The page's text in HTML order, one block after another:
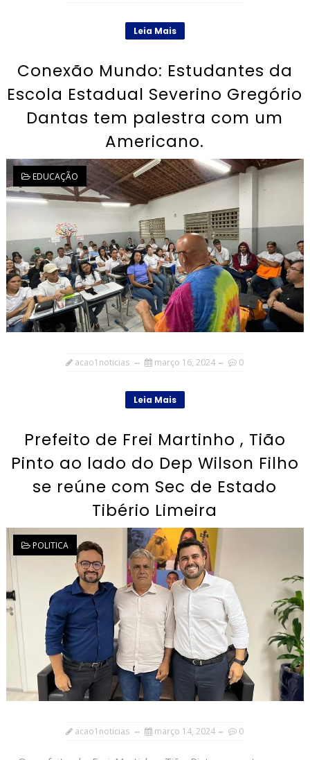
Leia Mais
Conexão Mundo: Estudantes da
Escola Estadual Severino Gregório
Dantas tem palestra com um
Americano.
EDUCAÇÃO
acao1noticias março 16, 2024 0
Leia Mais
Prefeito de Frei Martinho , Tião
Pinto ao lado do Dep Wilson Filho
se reúne com Sec de Estado
Tibério Limeira
POLITICA
acao1noticias março 14, 2024 0